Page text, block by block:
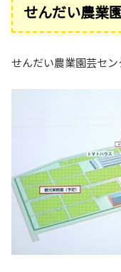
せんだい農業
せんだい農業園芸セン